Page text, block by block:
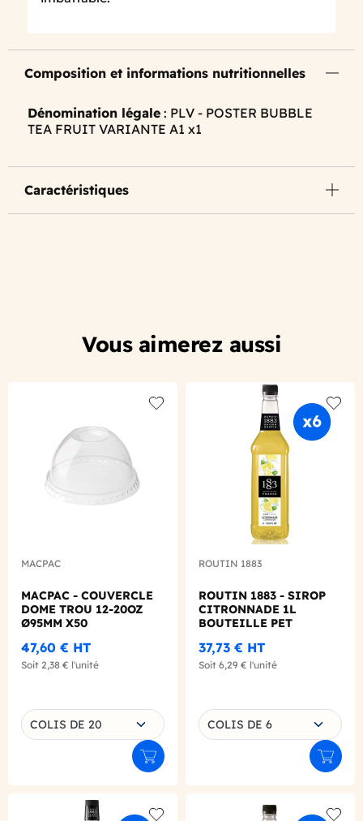
Composition et informations nutritionnelles
Dénomination légale : PLV - POSTER BUBBLE
TEA FRUIT VARIANTE A1 x1
Caractéristiques
Vous aimerez aussi
MACPAC
MACPAC - COUVERCLE
DOME TROU 12-20OZ
Ø95MM X50
47,60 € HT
Soit 2,38 € l'unité
Choisissez une déclinaison
COLIS DE 20
Ajouter au panier
Add
ROUTIN 1883
ROUTIN 1883 - SIROP
CITRONNADE 1L
BOUTEILLE PET
37,73 € HT
Soit 6,29 € l'unité
Choisissez une déclinaison
COLIS DE 6